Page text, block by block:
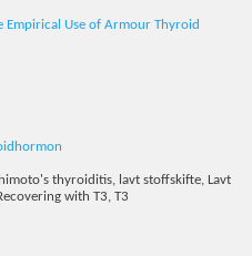
Empirical Use of Armour Thyroid